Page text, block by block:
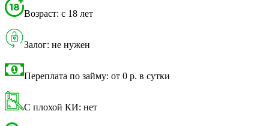
Возраст: с 18 лет
Залог: не нужен
Переплата по займу: от 0 р. в сутки
С плохой КИ: нет